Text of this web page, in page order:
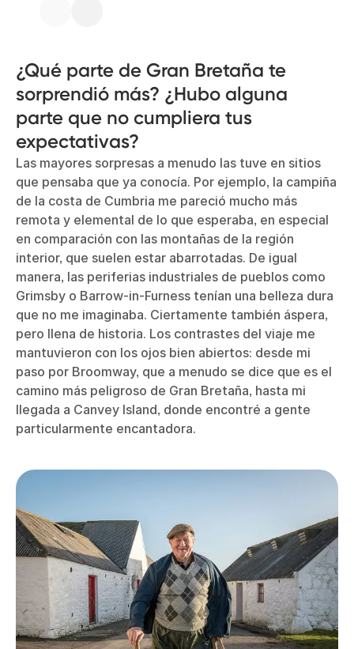
¿Qué parte de Gran Bretaña te
sorprendió más? ¿Hubo alguna
parte que no cumpliera tus
expectativas?
Las mayores sorpresas a menudo las tuve en sitios
que pensaba que ya conocía. Por ejemplo, la campiña
de la costa de Cumbria me pareció mucho más
remota y elemental de lo que esperaba, en especial
en comparación con las montañas de la región
interior, que suelen estar abarrotadas. De igual
manera, las periferias industriales de pueblos como
Grimsby o Barrow-in-Furness tenían una belleza dura
que no me imaginaba. Ciertamente también áspera,
pero llena de historia. Los contrastes del viaje me
mantuvieron con los ojos bien abiertos: desde mi
paso por Broomway, que a menudo se dice que es el
camino más peligroso de Gran Bretaña, hasta mi
llegada a Canvey Island, donde encontré a gente
particularmente encantadora.